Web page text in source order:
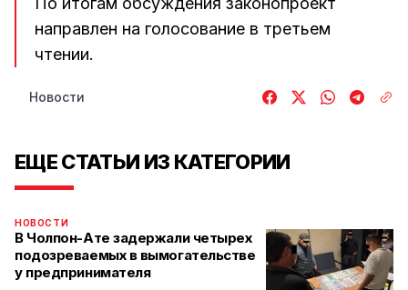
направлен на голосование в третьем
чтении.
Новости
ЕЩЕ СТАТЬИ ИЗ КАТЕГОРИИ
НОВОСТИ
В Чолпон-Ате задержали четырех
подозреваемых в вымогательстве
у предпринимателя